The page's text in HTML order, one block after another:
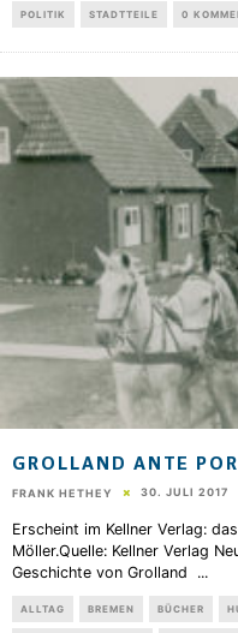
POLITIK STADTTEILE 0
GROLLAND ANTE
FRANK HETHEY 30. JULI 2017
Erscheint im Kellner Verlag:
Möller.Quelle: Kellner Verlag
Geschichte von Grolland ...
ALLTAG BREMEN BÜCHER